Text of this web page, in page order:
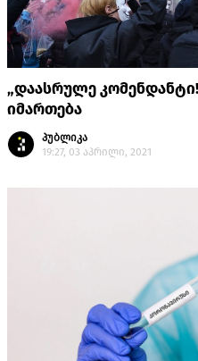
„დაასრულე
იმართება
პუბლიკა
19:27, 03 აპრილი, 2021